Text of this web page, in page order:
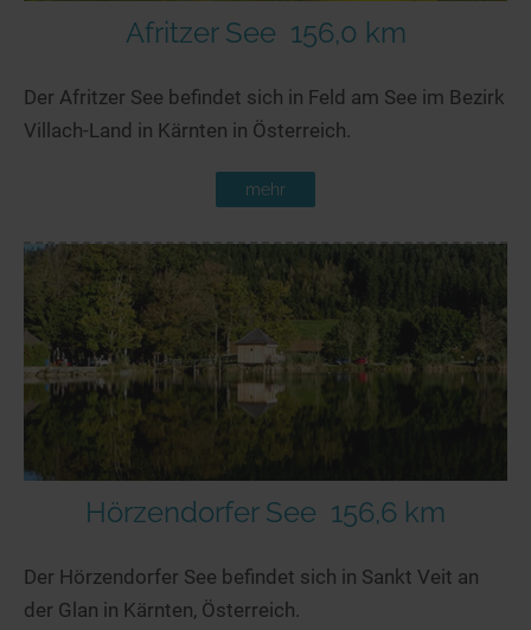
Afritzer See 156,0 km
Der Afritzer See befindet sich in Feld am See im Bezirk
Villach-Land in Kärnten in Österreich.
mehr
Hörzendorfer See 156,6 km
Der Hörzendorfer See befindet sich in Sankt Veit an
der Glan in Kärnten, Österreich.